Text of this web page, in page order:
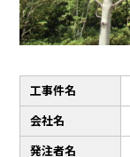
工事件名
会社名
発注者名